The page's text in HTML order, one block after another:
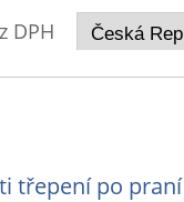
DPH
třepení po praní